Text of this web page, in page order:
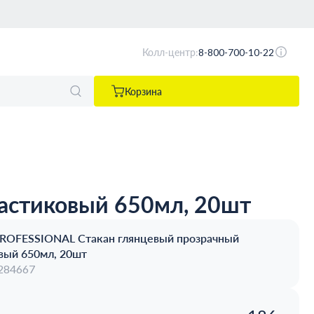
Колл-центр:8-800-700-10-22
Корзина
650мл, 20шт
Стакан глянцевый прозрачный
650мл, 20шт